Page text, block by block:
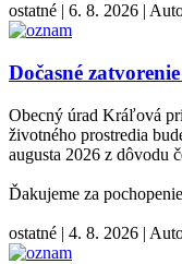
ostatné 6. 8. 2026
Dočasné
Obecný úrad Kráľová
životného prostredia
augusta 2026 z dôvodu
Ďakujeme za
ostatné | 4. 8. 2026 |